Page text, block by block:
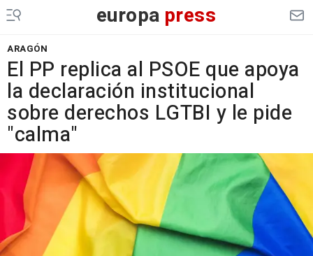
europa press
ARAGÓN
El PP replica al PSOE que apoya
la declaración institucional
sobre derechos LGTBI y le pide
"calma"